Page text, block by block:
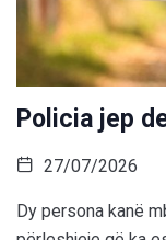
Policia jep
27/07/2026
Dy persona kanë